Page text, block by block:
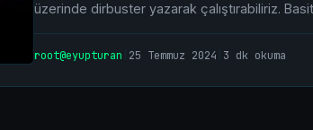
üzerinde dirbuster yazarak çalıştırabiliriz.
root@eyupturan 25 Temmuz 2024 3 dk okuma